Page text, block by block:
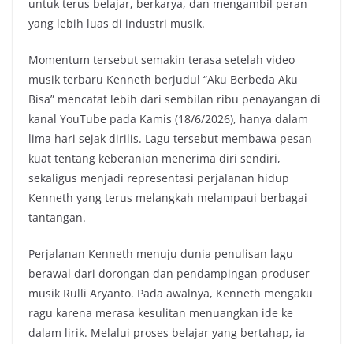
untuk terus belajar, berkarya, dan mengambil peran
yang lebih luas di industri musik.
Momentum tersebut semakin terasa setelah video
musik terbaru Kenneth berjudul “Aku Berbeda Aku
Bisa” mencatat lebih dari sembilan ribu penayangan di
kanal YouTube pada Kamis (18/6/2026), hanya dalam
lima hari sejak dirilis. Lagu tersebut membawa pesan
kuat tentang keberanian menerima diri sendiri,
sekaligus menjadi representasi perjalanan hidup
Kenneth yang terus melangkah melampaui berbagai
tantangan.
Perjalanan Kenneth menuju dunia penulisan lagu
berawal dari dorongan dan pendampingan produser
musik Rulli Aryanto. Pada awalnya, Kenneth mengaku
ragu karena merasa kesulitan menuangkan ide ke
dalam lirik. Melalui proses belajar yang bertahap, ia